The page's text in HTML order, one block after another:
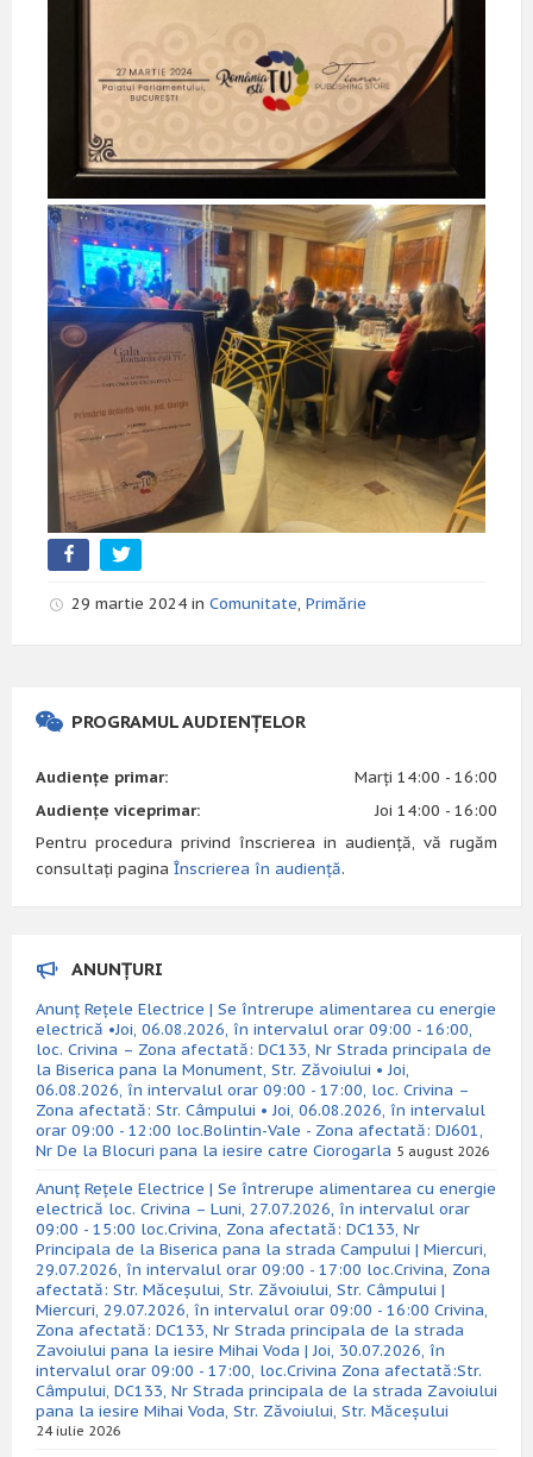
29 martie 2024 in Comunitate, Primărie
PROGRAMUL AUDIENȚELOR
Audiențe primar:
Marți 14:00 - 16:00
Audiențe viceprimar:
Joi 14:00 - 16:00
Pentru procedura privind înscrierea in audiență, vă rugăm
consultați pagina Înscrierea în audiență.
ANUNȚURI
Anunț Rețele Electrice | Se întrerupe alimentarea cu energie
electrică •Joi, 06.08.2026, în intervalul orar 09:00 - 16:00,
loc. Crivina – Zona afectată: DC133, Nr Strada principala de
la Biserica pana la Monument, Str. Zăvoiului • Joi,
06.08.2026, în intervalul orar 09:00 - 17:00, loc. Crivina –
Zona afectată: Str. Câmpului • Joi, 06.08.2026, în intervalul
orar 09:00 - 12:00 loc.Bolintin-Vale - Zona afectată: DJ601,
Nr De la Blocuri pana la iesire catre Ciorogarla 5 august 2026
Anunț Rețele Electrice | Se întrerupe alimentarea cu energie
electrică loc. Crivina – Luni, 27.07.2026, în intervalul orar
09:00 - 15:00 loc.Crivina, Zona afectată: DC133, Nr
Principala de la Biserica pana la strada Campului | Miercuri,
29.07.2026, în intervalul orar 09:00 - 17:00 loc.Crivina, Zona
afectată: Str. Măceșului, Str. Zăvoiului, Str. Câmpului |
Miercuri, 29.07.2026, în intervalul orar 09:00 - 16:00 Crivina,
Zona afectată: DC133, Nr Strada principala de la strada
Zavoiului pana la iesire Mihai Voda | Joi, 30.07.2026, în
intervalul orar 09:00 - 17:00, loc.Crivina Zona afectată:Str.
Câmpului, DC133, Nr Strada principala de la strada Zavoiului
pana la iesire Mihai Voda, Str. Zăvoiului, Str. Măceșului
24 iulie 2026